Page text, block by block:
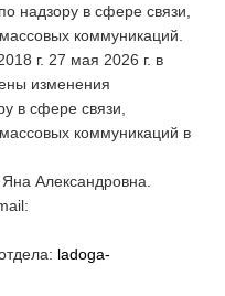
надзору в сфере связи,
коммуникаций.
г. 27 мая 2026 г. в
изменения
в сфере связи,
коммуникаций в
Александровна.
ladoga-